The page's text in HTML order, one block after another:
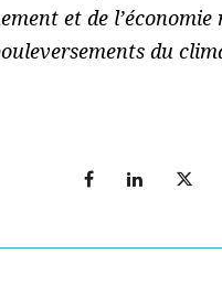
et de
du